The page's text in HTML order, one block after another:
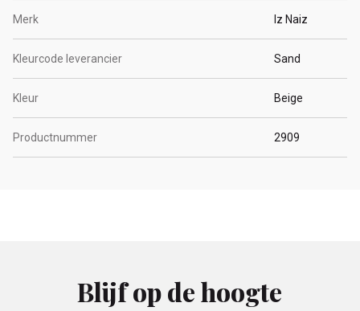
Merk Iz Naiz
Kleurcode leverancier Sand
Kleur Beige
Productnummer 2909
Blijf op de hoogte